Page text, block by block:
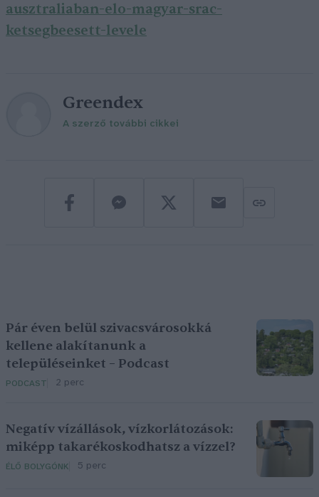
ausztraliaban-elo-magyar-srac-
ketsegbeesett-levele
Greendex
A szerző további cikkei
Pár éven belül szivacsvárosokká
kellene alakítanunk a
településeinket – Podcast
PODCAST 2 perc
Negatív vízállások, vízkorlátozások:
miképp takarékoskodhatsz a vízzel?
ÉLŐ BOLYGÓNK 5 perc